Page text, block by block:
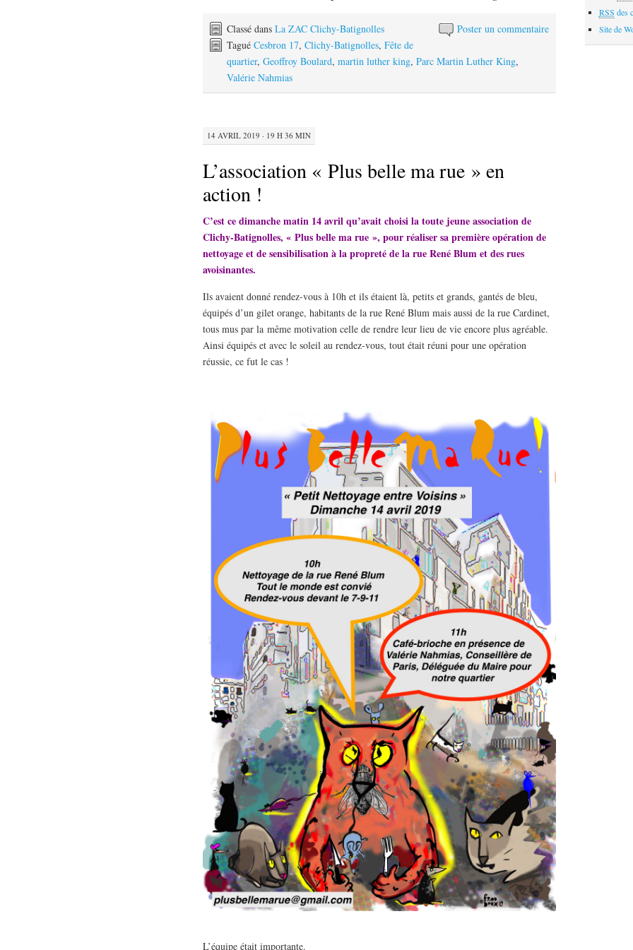
Poster un commentaire
Classé dans La ZAC Clichy-Batignolles
Tagué Cesbron 17, Clichy-Batignolles, Fête de
quartier, Geoffroy Boulard, martin luther king, Parc Martin Luther King,
Valérie Nahmias
14 AVRIL 2019 · 19 H 36 MIN
L’association « Plus belle ma rue » en
action !
C’est ce dimanche matin 14 avril qu’avait choisi la toute jeune association de
Clichy-Batignolles, « Plus belle ma rue », pour réaliser sa première opération de
nettoyage et de sensibilisation à la propreté de la rue René Blum et des rues
avoisinantes.
Ils avaient donné rendez-vous à 10h et ils étaient là, petits et grands, gantés de bleu,
équipés d’un gilet orange, habitants de la rue René Blum mais aussi de la rue Cardinet,
tous mus par la même motivation celle de rendre leur lieu de vie encore plus agréable.
Ainsi équipés et avec le soleil au rendez-vous, tout était réuni pour une opération
réussie, ce fut le cas !
L’équipe était importante.
RSS des
Site de